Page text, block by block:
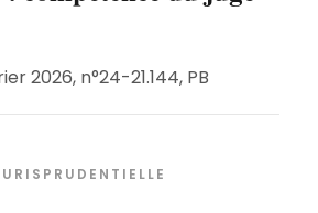
2026, n°24-21.144, PB